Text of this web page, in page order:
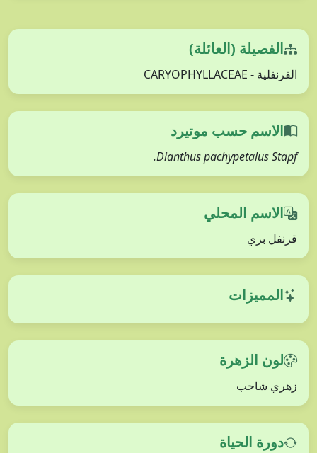
الفصيلة (العائلة)
القرنفلية - CARYOPHYLLACEAE
الاسم حسب موتيرد
Dianthus pachypetalus Stapf.
الاسم المحلي
قرنفل بري
المميزات
لون الزهرة
زهري شاحب
دورة الحياة